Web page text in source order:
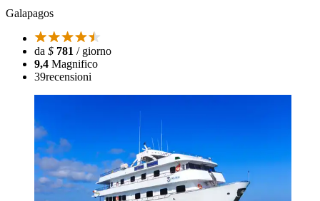
Galapagos
da $ 781 / giorno
9,4 Magnifico
39recensioni